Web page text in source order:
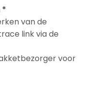
*
van de
link via de
voor